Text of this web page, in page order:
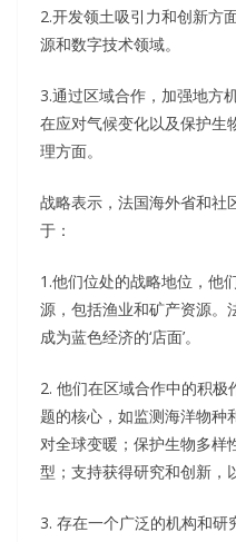
2.开发领土吸引力和创新方
源和数字技术领域。
3.通过区域合作，加强地方
在应对气候变化以及保护生
理方面。
战略表示，法国海外省和社
于：
1.他们位处的战略地位，他
源，包括渔业和矿产资源。
成为蓝色经济的‘店面’。
2. 他们在区域合作中的积
题的核心，如监测海洋物种
对全球变暖；保护生物多样
型；支持获得研究和创新，
3. 存在一个广泛的机构和